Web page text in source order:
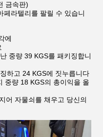
금속판)
페라텔리를 팔릴 수 있습니
에
중량 39 KGS를 패키징합니
하고 24 KGS에 짓누릅니다
중량 18 KGS의 총이익을 올
어 자물쇠를 채우고 당신의